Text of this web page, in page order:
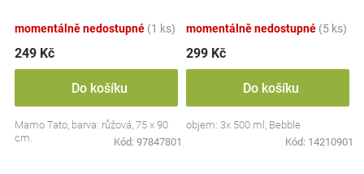
momentálně nedostupné (1 ks)
249 Kč
Do košíku
Mamo Tato, barva: růžová, 75 x 90
cm.
Kód: 97847801
momentálně nedostupné (5 ks)
299 Kč
Do košíku
objem: 3x 500 ml, Bebble
Kód: 14210901